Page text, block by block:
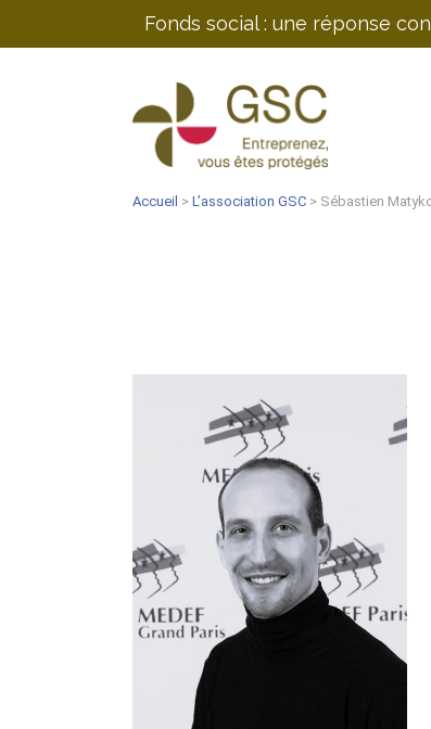
Fonds social : une réponse
Accueil > L’association GSC > Sébastien